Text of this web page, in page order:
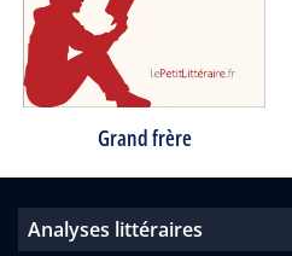
Grand frère
Analyses littéraires